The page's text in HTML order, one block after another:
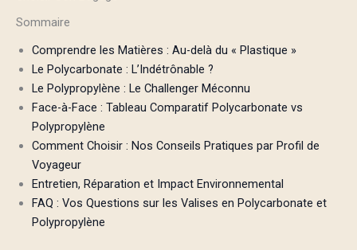
Sommaire
Comprendre les Matières : Au-delà du « Plastique »
Le Polycarbonate : L’Indétrônable ?
Le Polypropylène : Le Challenger Méconnu
Face-à-Face : Tableau Comparatif Polycarbonate vs
Polypropylène
Comment Choisir : Nos Conseils Pratiques par Profil de
Voyageur
Entretien, Réparation et Impact Environnemental
FAQ : Vos Questions sur les Valises en Polycarbonate et
Polypropylène